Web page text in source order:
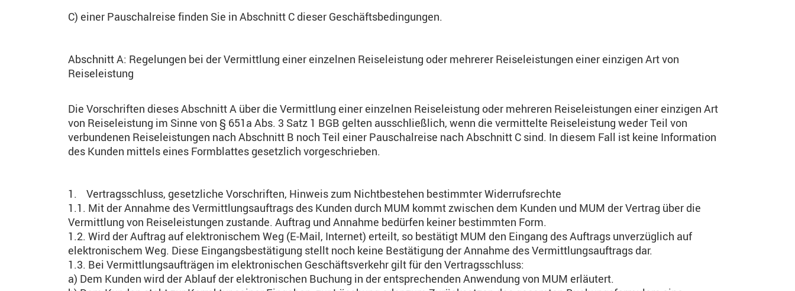
C) einer Pauschalreise finden Sie in Abschnitt C dieser Geschäftsbedingungen.
Abschnitt A: Regelungen bei der Vermittlung einer einzelnen Reiseleistung oder mehrerer Reiseleistungen einer einzigen Art von
Reiseleistung
Die Vorschriften dieses Abschnitt A über die Vermittlung einer einzelnen Reiseleistung oder mehreren Reiseleistungen einer einzigen Art
von Reiseleistung im Sinne von § 651a Abs. 3 Satz 1 BGB gelten ausschließlich, wenn die vermittelte Reiseleistung weder Teil von
verbundenen Reiseleistungen nach Abschnitt B noch Teil einer Pauschalreise nach Abschnitt C sind. In diesem Fall ist keine Information
des Kunden mittels eines Formblattes gesetzlich vorgeschrieben.
1. Vertragsschluss, gesetzliche Vorschriften, Hinweis zum Nichtbestehen bestimmter Widerrufsrechte
1.1. Mit der Annahme des Vermittlungsauftrags des Kunden durch MUM kommt zwischen dem Kunden und MUM der Vertrag über die
Vermittlung von Reiseleistungen zu­stande. Auftrag und Annahme bedürfen keiner bestimmten Form.
1.2. Wird der Auftrag auf elektronischem Weg (E-Mail, Internet) erteilt, so bestätigt MUM den Eingang des Auftrags unverzüglich auf
elektronischem Weg. Diese Eingangsbestätigung stellt noch keine Bestätigung der Annahme des Vermittlungsauftrags dar.
1.3. Bei Vermittlungsaufträgen im elektronischen Geschäftsverkehr gilt für den Vertragsschluss:
a) Dem Kunden wird der Ablauf der elektronischen Buchung in der entsprechenden Anwendung von MUM erläutert.